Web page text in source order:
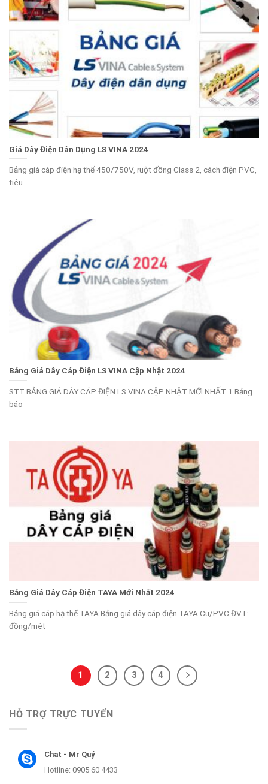
HỖ TRỢ TRỰC TUYẾN
Chat - Mr Quý
Hotline: 0905 60 4433
Giá Dây Điện Dân Dụng LS VINA 2024
Bảng giá cáp điện hạ thế 450/750V, ruột đồng Class 2, cách điện PVC,
tiêu
Bảng Giá Dây Cáp Điện LS VINA Cập Nhật 2024
STT BẢNG GIÁ DÂY CÁP ĐIỆN LS VINA CẬP NHẬT MỚI NHẤT 1 Bảng
báo
Bảng Giá Dây Cáp Điện TAYA Mới Nhất 2024
Bảng giá cáp hạ thế TAYA Bảng giá dây cáp điện TAYA Cu/PVC ĐVT:
đồng/mét
1 2 3 4